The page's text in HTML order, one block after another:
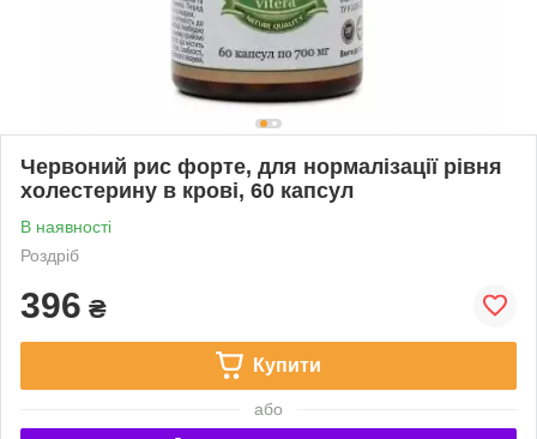
Червоний рис форте, для нормалізації рівня
холестерину в крові, 60 капсул
В наявності
Роздріб
396 ₴
Купити
або